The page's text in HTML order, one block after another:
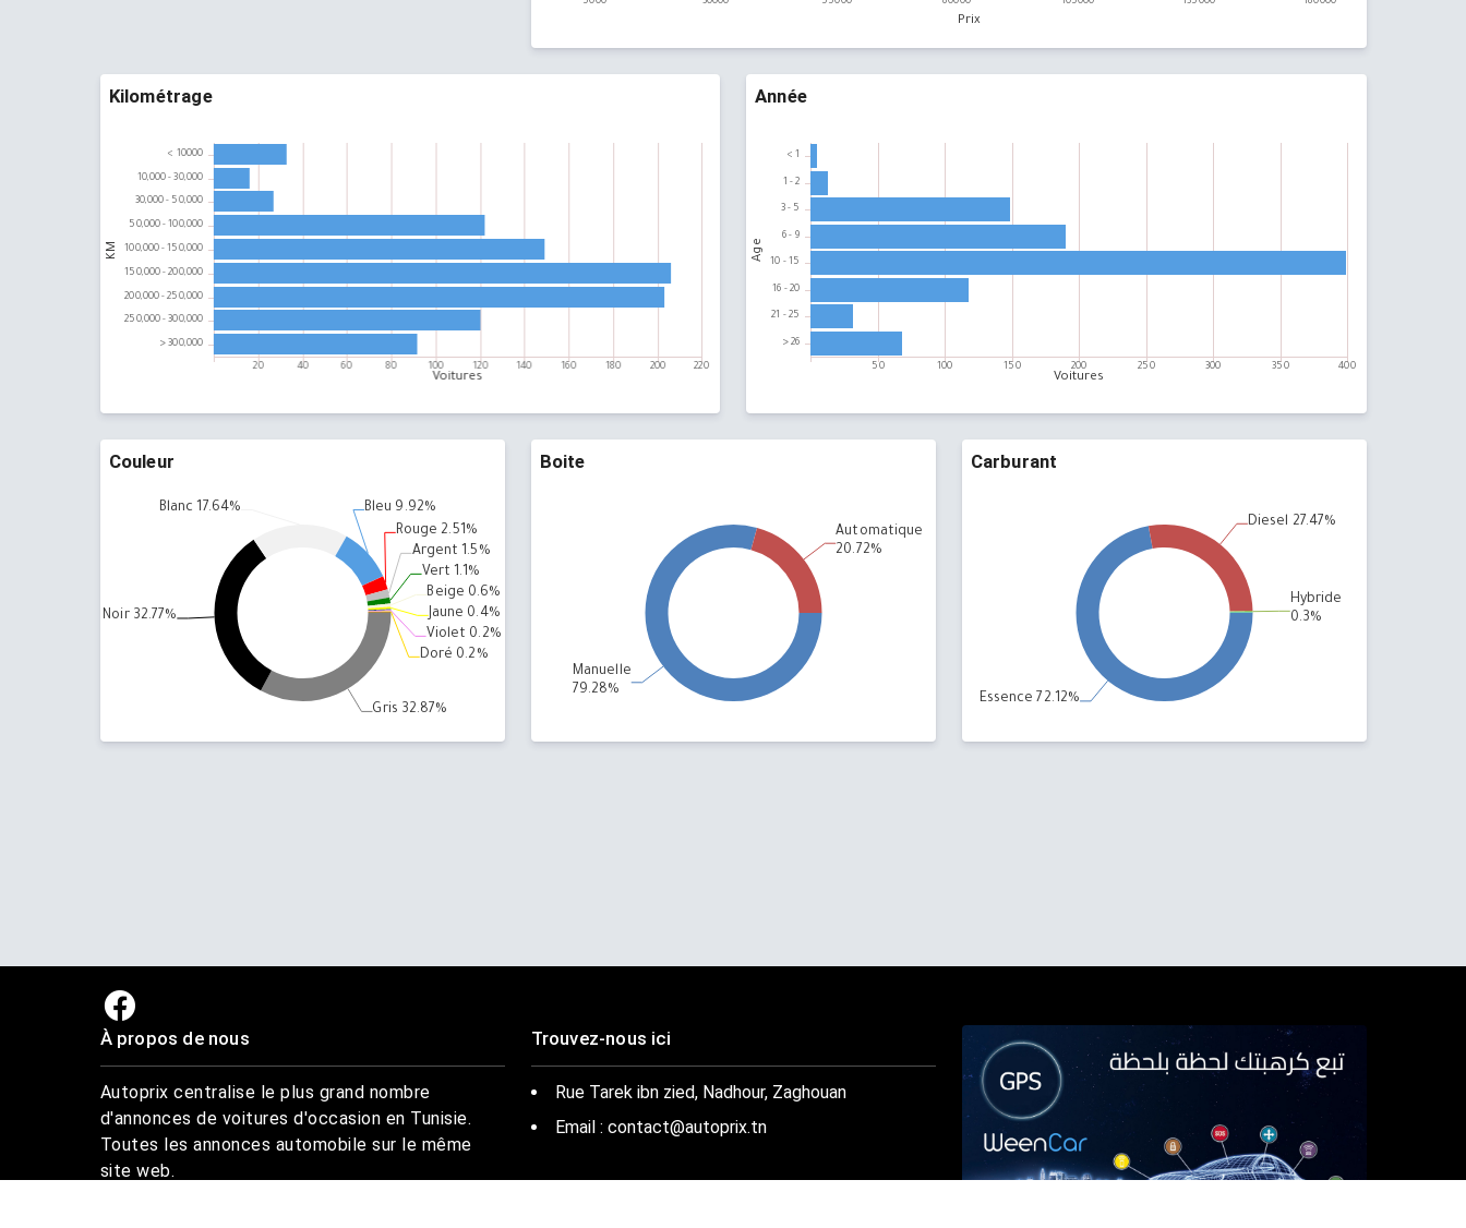
Kilométrage Année
Couleur Boite Carburant
À propos de nous
Autoprix centralise le plus grand nombre
d'annonces de voitures d'occasion en Tunisie.
Toutes les annonces automobile sur le même
site web.
Trouvez-nous ici
Rue Tarek ibn zied, Nadhour, Zaghouan
Email : contact@autoprix.tn